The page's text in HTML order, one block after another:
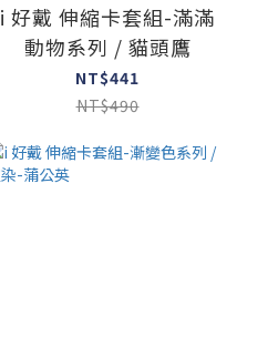
i 好戴 伸縮卡套組-滿滿
動物系列 / 貓頭鷹
NT$441
NT$490